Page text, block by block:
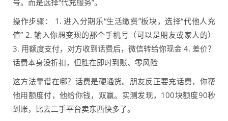
号。而是选择“代充服务”。
操作步骤： 1. 进入分期乐“生活缴费”板块，选择“代他人充
值” 2. 输入你想变现的那个手机号（可以是朋友或家人的）
3. 用额度支付，对方收到话费后，微信转给你现金 4. 差价？
话费本身没折扣，但胜在即时到账、零风险
这方法靠谱在哪？话费是硬通货。朋友反正要充话费，你帮
他用额度付，他给你钱，双赢。实测发现，100块额度90秒
到账，比去二手平台卖东西快多了。